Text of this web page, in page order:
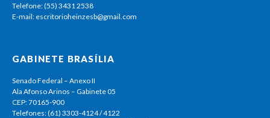
Telefone: (55) 3431 2538
E-mail: escritorioheinzesb@gmail.com
GABINETE BRASÍLIA
Senado Federal – Anexo II
Ala Afonso Arinos – Gabinete 05
CEP: 70165-900
Telefones: (61) 3303-4124 / 4122